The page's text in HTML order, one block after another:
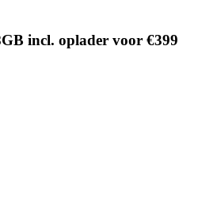
incl. oplader voor €399